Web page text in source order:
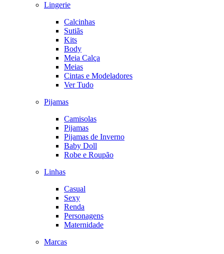
Lingerie
Calcinhas
Sutiãs
Kits
Body
Meia Calça
Meias
Cintas e Modeladores
Ver Tudo
Pijamas
Camisolas
Pijamas
Pijamas de Inverno
Baby Doll
Robe e Roupão
Linhas
Casual
Sexy
Renda
Personagens
Maternidade
Marcas